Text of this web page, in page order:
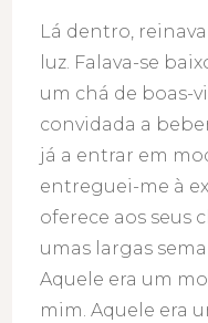
Lá dentro,
luz. Falava-se
um chá de boas-
convidada a
já a entrar em
entreguei-me à
oferece aos seus
umas largas
Aquele era um
mim. Aquele era